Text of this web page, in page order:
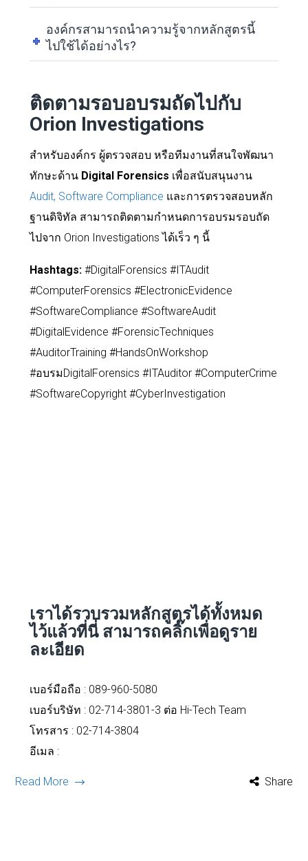
องค์กรสามารถนำความรู้จากหลักสูตรนี้
ไปใช้ได้อย่างไร?
ติดตามรอบอบรมถัดไปกับ
Orion Investigations
สำหรับองค์กร ผู้ตรวจสอบ หรือทีมงานที่สนใจพัฒนา
ทักษะด้าน Digital Forensics เพื่อสนับสนุนงาน
Audit, Software Compliance และการตรวจสอบหลัก
ฐานดิจิทัล สามารถติดตามกำหนดการอบรมรอบถัด
ไปจาก Orion Investigations ได้เร็ว ๆ นี้
Hashtags:#DigitalForensics #ITAudit
#ComputerForensics #ElectronicEvidence
#SoftwareCompliance #SoftwareAudit
#DigitalEvidence #ForensicTechniques
#AuditorTraining #HandsOnWorkshop
#อบรมDigitalForensics #ITAuditor #ComputerCrime
#SoftwareCopyright #CyberInvestigation
เราได้รวบรวมหลักสูตรได้ทั้งหมด
ไว้แล้วที่นี่สามารถคลิ๊กเพื่อดูราย
ละเอียด
เบอร์มือถือ : 089-960-5080
เบอร์บริษัท : 02-714-3801-3 ต่อ Hi-Tech Team
โทรสาร : 02-714-3804
อีเมล :
Read More Share